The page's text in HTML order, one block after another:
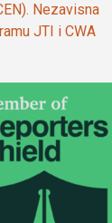
Nezavisna
JTI i CWA